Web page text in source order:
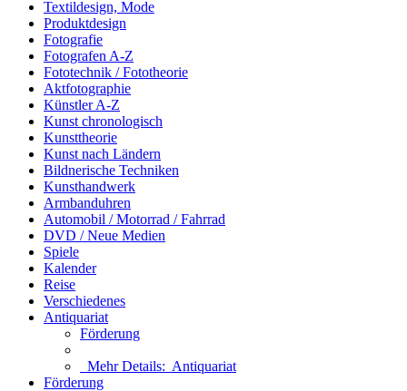
Textildesign, Mode
Produktdesign
Fotografie
Fotografen A-Z
Fototechnik / Fototheorie
Aktfotographie
Künstler A-Z
Kunst chronologisch
Kunsttheorie
Kunst nach Ländern
Bildnerische Techniken
Kunsthandwerk
Armbanduhren
Automobil / Motorrad / Fahrrad
DVD / Neue Medien
Spiele
Kalender
Reise
Verschiedenes
Antiquariat
Förderung
Mehr Details: Antiquariat
Förderung